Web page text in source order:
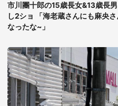
市川團十郎の15歳長女&13歳長
し2ショ 「海老蔵さんにも麻央
なったな~」